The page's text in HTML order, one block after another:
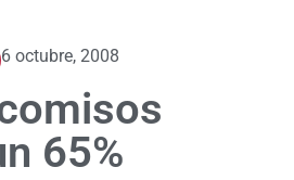
6 octubre, 2008
65%